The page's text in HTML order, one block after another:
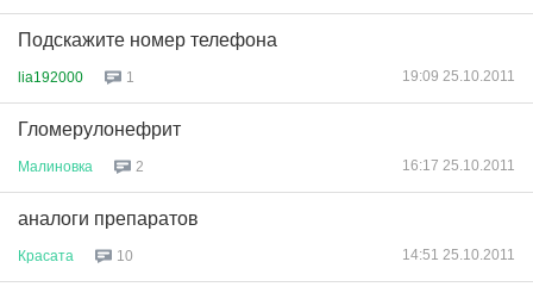
Подскажите номер телефона
lia192000 1 19:09 25.10.2011
Гломерулонефрит
Малиновка 2 16:17 25.10.2011
аналоги препаратов
Красата 10 14:51 25.10.2011